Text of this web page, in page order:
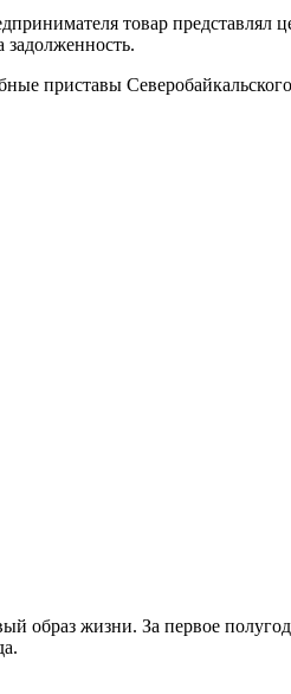
товар
задолженность.
приставы
образ жизни. За первое